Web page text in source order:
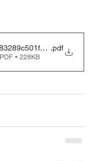
.pdf
• 228KB